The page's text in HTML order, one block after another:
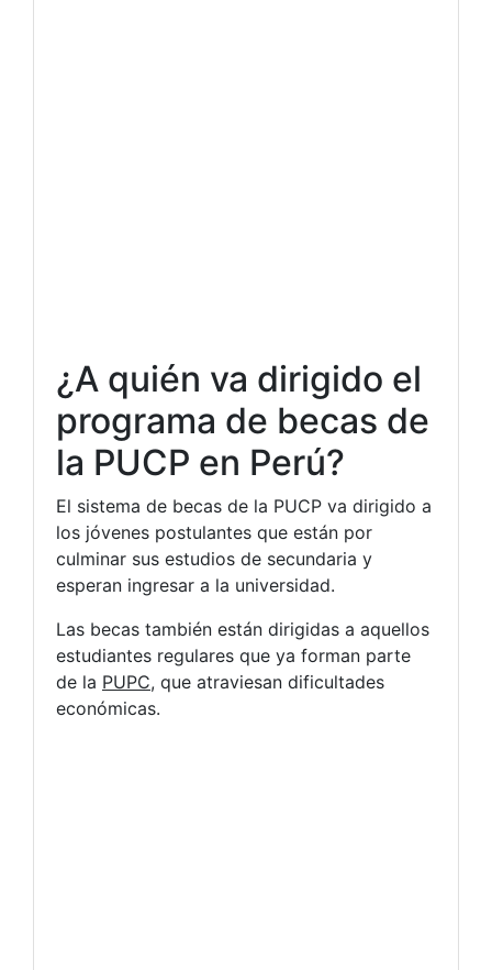
¿A quién va dirigido el
programa de becas de
la PUCP en Perú?
El sistema de becas de la PUCP va dirigido a
los jóvenes postulantes que están por
culminar sus estudios de secundaria y
esperan ingresar a la universidad.
Las becas también están dirigidas a aquellos
estudiantes regulares que ya forman parte
de la PUPC, que atraviesan dificultades
económicas.